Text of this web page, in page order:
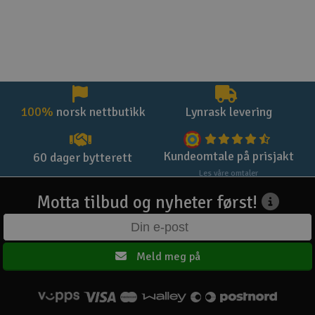
100% norsk nettbutikk Lynrask levering
60 dager bytterett Kundeomtale på prisjakt
Les våre omtaler
Motta tilbud og nyheter først!
Meld meg på